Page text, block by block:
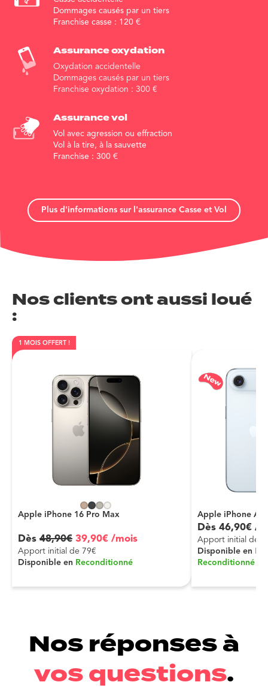
Dommages causés par un tiers
Franchise casse : 120 €
Assuranceoxydation
Oxydation accidentelle
Dommages causés par un tiers
Franchise oxydation : 300 €
Assurance vol
Vol avec agression ou effraction
Vol à la tire, à la sauvette
Franchise : 300 €
Plus d'informations sur l'assurance Casse et Vol
Nos clients ont aussi loué
:
1 MOIS OFFERT !
Apple iPhone 16 Pro Max
Dès 48,90€ 39,90€ /mois
Apport initial de 79€
Disponible en Reconditionné
Apple iPhone Air
Dès 46,90€ /
Apport initial de
Disponible en
Reconditionné
Nos réponses à
vos questions.